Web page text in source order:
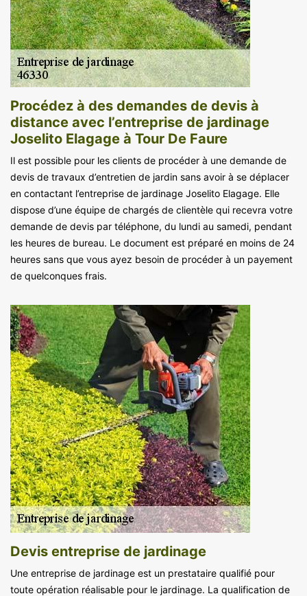
Procédez à des demandes de devis à
distance avec l’entreprise de jardinage
Joselito Elagage à Tour De Faure
Il est possible pour les clients de procéder à une demande de
devis de travaux d’entretien de jardin sans avoir à se déplacer
en contactant l’entreprise de jardinage Joselito Elagage. Elle
dispose d’une équipe de chargés de clientèle qui recevra votre
demande de devis par téléphone, du lundi au samedi, pendant
les heures de bureau. Le document est préparé en moins de 24
heures sans que vous ayez besoin de procéder à un payement
de quelconques frais.
Devis entreprise de jardinage
Une entreprise de jardinage est un prestataire qualifié pour
toute opération réalisable pour le jardinage. La qualification de